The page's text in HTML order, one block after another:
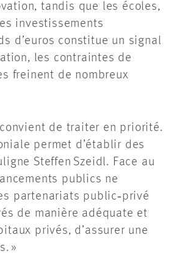
tandis que les écoles,
investissements
d’euros constitue un signal
les contraintes de
freinent de nombreux
de traiter en priorité.
permet d’établir des
Steffen Szeidl. Face au
publics ne
partenariats public‑privé
de manière adéquate et
privés, d’assurer une
»